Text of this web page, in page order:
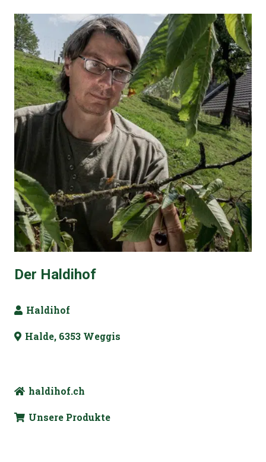
Der Haldihof
Haldihof
Halde, 6353 Weggis
haldihof.ch
Unsere Produkte